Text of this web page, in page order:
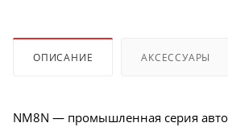
ОПИСАНИЕ АКСЕССУАРЫ
NM8N — промышленная серия